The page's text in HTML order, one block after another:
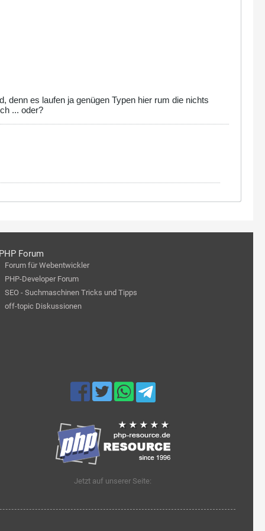
denn es laufen ja genügen Typen hier rum die nichts
... oder?
Forum
Forum für Webentwickler
PHP-Developer Forum
SEO - Suchmaschinen Tricks und Tipps
off-topic Diskussionen
Jetzt auf unserer Seite: